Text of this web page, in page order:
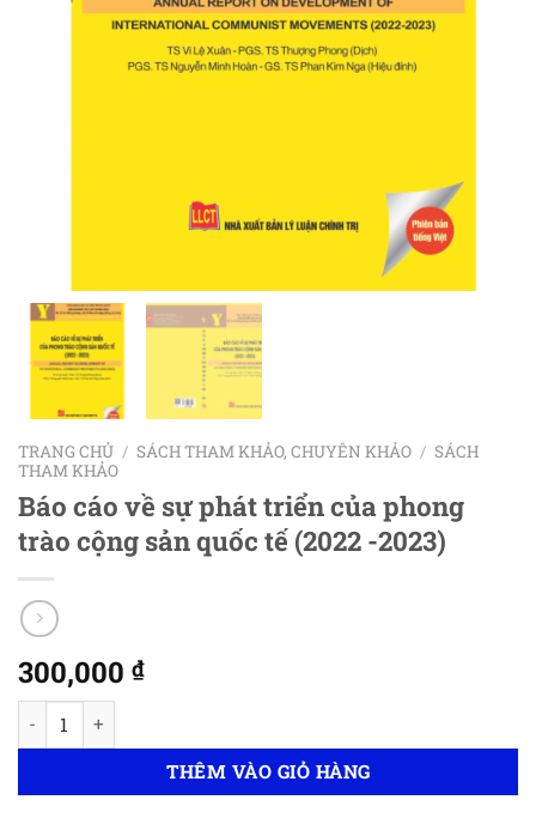
TRANG CHỦ / SÁCH THAM KHẢO, CHUYÊN KHẢO / SÁCH
THAM KHẢO
Báo cáo về sự phát triển của phong
trào cộng sản quốc tế (2022 -2023)
300,000 ₫
Báo cáo về sự phát triển của phong trào cộng sản quốc tế
THÊM VÀO GIỎ HÀNG